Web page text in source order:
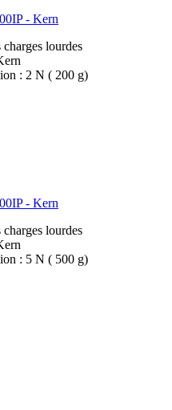
- Kern
lourdes
: 2 N ( 200 g)
- Kern
lourdes
: 5 N ( 500 g)